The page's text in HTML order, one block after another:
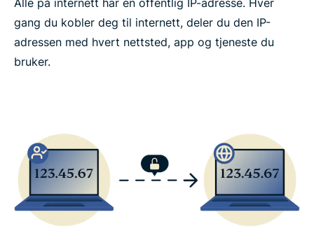
Alle på internett har en offentlig IP-adresse. Hver
gang du kobler deg til internett, deler du den IP-
adressen med hvert nettsted, app og tjeneste du
bruker.